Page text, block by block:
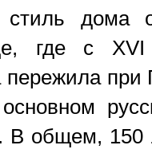
стиль
где с XVI
при
В общем,